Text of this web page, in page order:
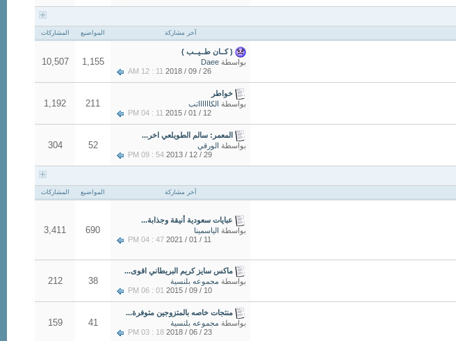
آخر مشاركة المواضيع المشاركات
( كــان طــيــب )
بواسطة Daee
26 / 09 / 2018
11 : 12 AM
1,155
10,507
خواطر
بواسطة الكااااااتب
12 / 01 / 2015
11 : 04 PM
211
1,192
المعمر: سالم الطويلعي اخر...
بواسطة الورقي
29 / 12 / 2013
54 : 09 PM
52
304
آخر مشاركة المواضيع المشاركات
عبايات سعودية أنيقة وجذابة...
بواسطة الياسمينا
11 / 01 / 2021
47 : 04 PM
690
3,411
ماكس سايز كريم البريطاني اقوى...
بواسطة مجموعه بلنسية
10 / 09 / 2015
01 : 06 PM
38
212
منتجات خاصه بالمتزوجين متوفرة...
بواسطة مجموعه بلنسية
23 / 06 / 2018
18 : 03 PM
41
159